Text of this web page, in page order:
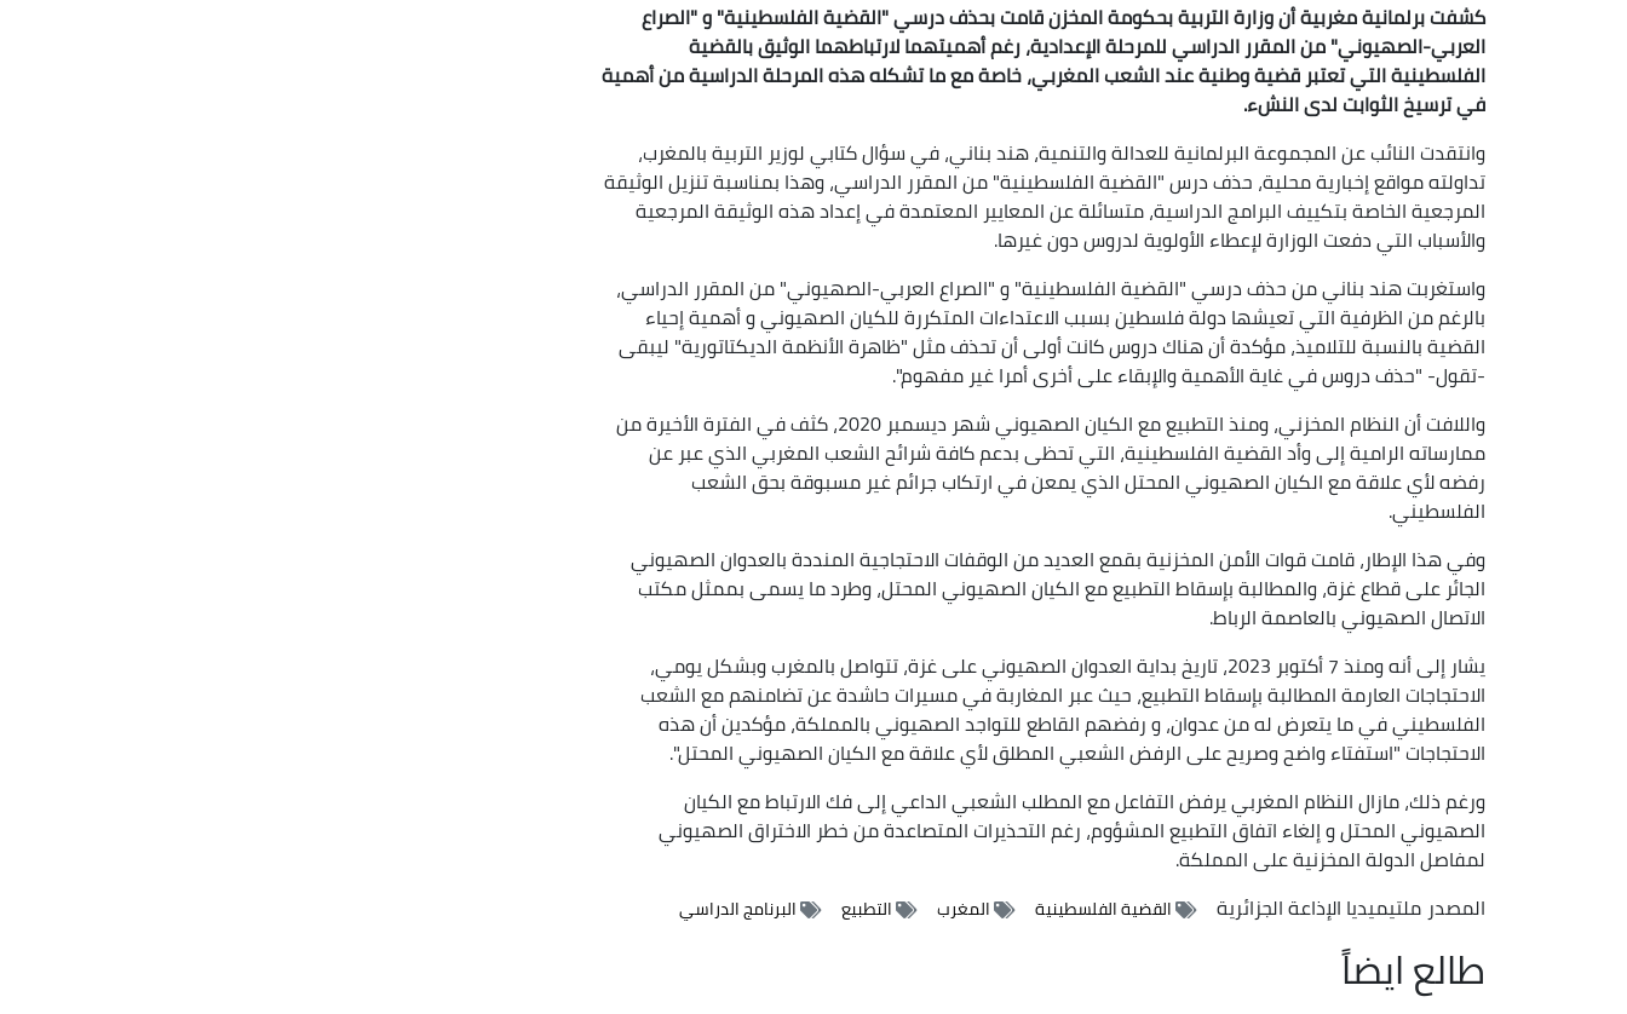
كشفت برلمانية مغربية أن وزارة التربية بحكومة المخزن قامت بحذف درسي "القضية الفلسطينية" و "الصراع
العربي-الصهيوني" من المقرر الدراسي للمرحلة الإعدادية، رغم أهميتهما لارتباطهما الوثيق بالقضية
الفلسطينية التي تعتبر قضية وطنية عند الشعب المغربي، خاصة مع ما تشكله هذه المرحلة الدراسية من أهمية
في ترسيخ الثوابت لدى النشء.
وانتقدت النائب عن المجموعة البرلمانية للعدالة والتنمية، هند بناني، في سؤال كتابي لوزير التربية بالمغرب،
تداولته مواقع إخبارية محلية، حذف درس "القضية الفلسطينية" من المقرر الدراسي، وهذا بمناسبة تنزيل الوثيقة
المرجعية الخاصة بتكييف البرامج الدراسية، متسائلة عن المعايير المعتمدة في إعداد هذه الوثيقة المرجعية
والأسباب التي دفعت الوزارة لإعطاء الأولوية لدروس دون غيرها.
واستغربت هند بناني من حذف درسي "القضية الفلسطينية" و "الصراع العربي-الصهيوني" من المقرر الدراسي،
بالرغم من الظرفية التي تعيشها دولة فلسطين بسبب الاعتداءات المتكررة للكيان الصهيوني و أهمية إحياء
القضية بالنسبة للتلاميذ، مؤكدة أن هناك دروس كانت أولى أن تحذف مثل "ظاهرة الأنظمة الديكتاتورية" ليبقى
-تقول- "حذف دروس في غاية الأهمية والإبقاء على أخرى أمرا غير مفهوم".
واللافت أن النظام المخزني، ومنذ التطبيع مع الكيان الصهيوني شهر ديسمبر 2020، كثف في الفترة الأخيرة من
ممارساته الرامية إلى وأد القضية الفلسطينية، التي تحظى بدعم كافة شرائح الشعب المغربي الذي عبر عن
رفضه لأي علاقة مع الكيان الصهيوني المحتل الذي يمعن في ارتكاب جرائم غير مسبوقة بحق الشعب
الفلسطيني.
وفي هذا الإطار، قامت قوات الأمن المخزنية بقمع العديد من الوقفات الاحتجاجية المنددة بالعدوان الصهيوني
الجائر على قطاع غزة، والمطالبة بإسقاط التطبيع مع الكيان الصهيوني المحتل، وطرد ما يسمى بممثل مكتب
الاتصال الصهيوني بالعاصمة الرباط.
يشار إلى أنه ومنذ 7 أكتوبر 2023، تاريخ بداية العدوان الصهيوني على غزة، تتواصل بالمغرب وبشكل يومي،
الاحتجاجات العارمة المطالبة بإسقاط التطبيع، حيث عبر المغاربة في مسيرات حاشدة عن تضامنهم مع الشعب
الفلسطيني في ما يتعرض له من عدوان، و رفضهم القاطع للتواجد الصهيوني بالمملكة، مؤكدين أن هذه
الاحتجاجات "استفتاء واضح وصريح على الرفض الشعبي المطلق لأي علاقة مع الكيان الصهيوني المحتل".
ورغم ذلك، مازال النظام المغربي يرفض التفاعل مع المطلب الشعبي الداعي إلى فك الارتباط مع الكيان
الصهيوني المحتل و إلغاء اتفاق التطبيع المشؤوم، رغم التحذيرات المتصاعدة من خطر الاختراق الصهيوني
لمفاصل الدولة المخزنية على المملكة.
المصدر ملتيميديا الإذاعة الجزائرية القضية الفلسطينية المغرب التطبيع البرنامج الدراسي
طالع ايضاً